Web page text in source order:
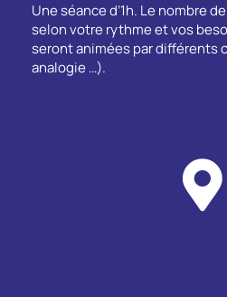
Une séance d’1h. Le nombre
selon votre rythme et vos
seront animées par différents
analogie …).